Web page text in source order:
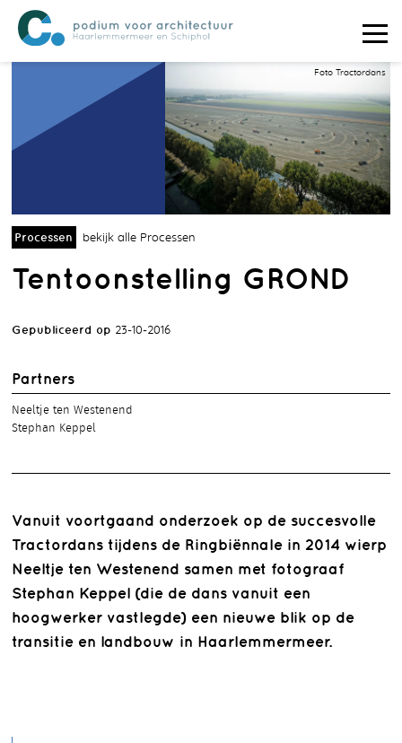
Foto Tractordans
Processen bekijk alle Processen
Tentoonstelling GROND
Gepubliceerd op 23-10-2016
Partners
Neeltje ten Westenend
Stephan Keppel
Vanuit voortgaand onderzoek op de succesvolle
Tractordans tijdens de Ringbiënnale in 2014 wierp
Neeltje ten Westenend samen met fotograaf
Stephan Keppel (die de dans vanuit een
hoogwerker vastlegde) een nieuwe blik op de
transitie en landbouw in Haarlemmermeer.